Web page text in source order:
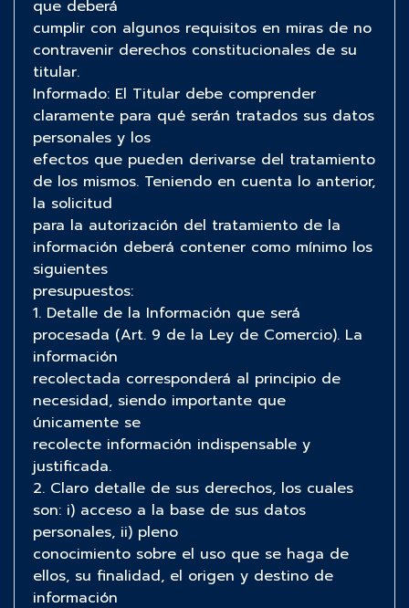
que deberá
cumplir con algunos requisitos en miras de no
contravenir derechos constitucionales de su
titular.
Informado: El Titular debe comprender
claramente para qué serán tratados sus datos
personales y los
efectos que pueden derivarse del tratamiento
de los mismos. Teniendo en cuenta lo anterior,
la solicitud
para la autorización del tratamiento de la
información deberá contener como mínimo los
siguientes
presupuestos:
1. Detalle de la Información que será
procesada (Art. 9 de la Ley de Comercio). La
información
recolectada corresponderá al principio de
necesidad, siendo importante que
únicamente se
recolecte información indispensable y
justificada.
2. Claro detalle de sus derechos, los cuales
son: i) acceso a la base de sus datos
personales, ii) pleno
conocimiento sobre el uso que se haga de
ellos, su finalidad, el origen y destino de
información